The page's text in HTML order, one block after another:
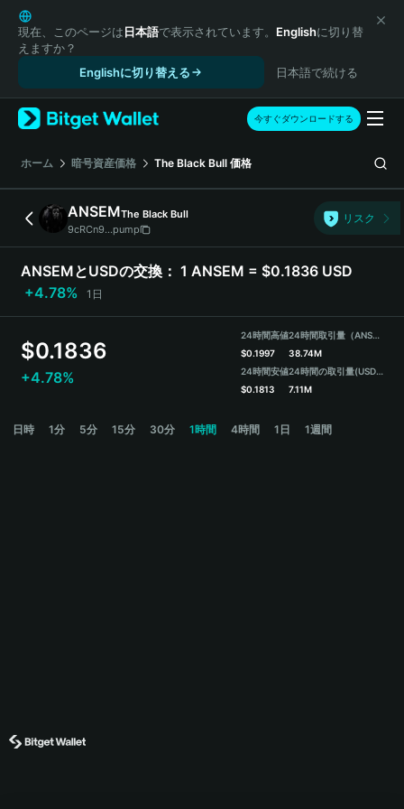
English
日本語
Tiếng Việt
Español (Latinoamérica)
Türkçe
Français
Deutsch
简体中文
繁體中文
Português (Portugal)
Bahasa Indonesia
ภาษาไทย
हिन्दी
Español
Português (Brasil)
現在、このページは日本語で表示されています。 Englishに切り替
えますか？
Englishに切り替える
日本語で続ける
今すぐダウンロードする
ホーム 暗号資産価格 The Black Bull 価格
ANSEMThe Black Bull
9cRCn9...pump
リスク
ANSEMとUSDの交換： 1 ANSEM = $0.1836 USD
+4.78%
1日
$0.1836
+4.78%
24時間高値
$0.1997
24時間安値
$0.1813
24時間取引量（ANSEM）
38.74M
24時間の取引量(USDT)
7.11M
日時 1分 5分 15分 30分 1時間 4時間 1日 1週間